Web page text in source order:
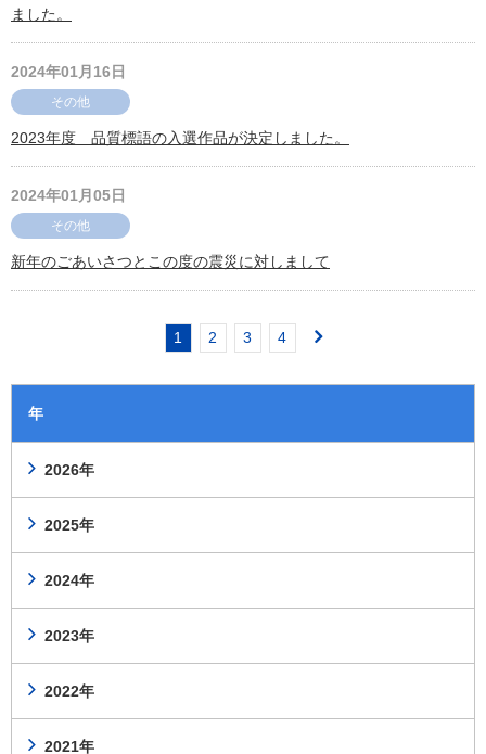
ました。
2024年01月16日
その他
2023年度 品質標語の入選作品が決定しました。
2024年01月05日
その他
新年のごあいさつとこの度の震災に対しまして
1 2 3 4
年
2026年
2025年
2024年
2023年
2022年
2021年